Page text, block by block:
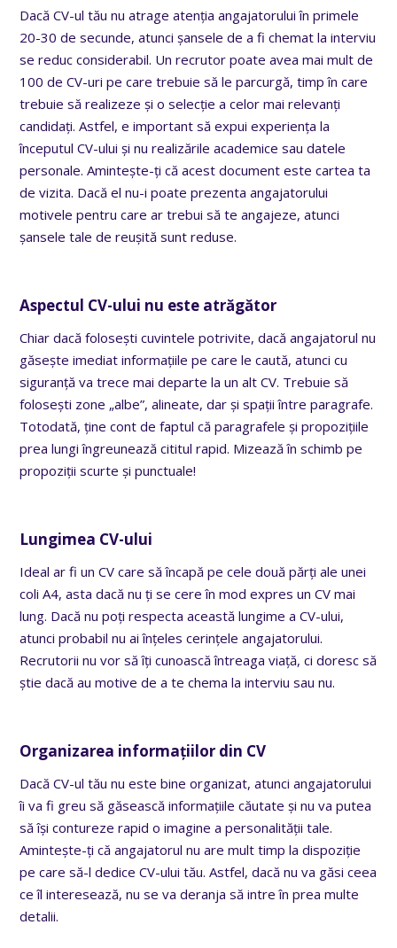
Dacă CV-ul tău nu atrage atenția angajatorului în primele
20-30 de secunde, atunci șansele de a fi chemat la interviu
se reduc considerabil. Un recrutor poate avea mai mult de
100 de CV-uri pe care trebuie să le parcurgă, timp în care
trebuie să realizeze și o selecție a celor mai relevanți
candidați. Astfel, e important să expui experiența la
începutul CV-ului și nu realizările academice sau datele
personale. Amintește-ți că acest document este cartea ta
de vizita. Dacă el nu-i poate prezenta angajatorului
motivele pentru care ar trebui să te angajeze, atunci
șansele tale de reușită sunt reduse.
Aspectul CV-ului nu este atrăgător
Chiar dacă folosești cuvintele potrivite, dacă angajatorul nu
găsește imediat informațiile pe care le caută, atunci cu
siguranță va trece mai departe la un alt CV. Trebuie să
folosești zone „albe”, alineate, dar și spații între paragrafe.
Totodată, ține cont de faptul că paragrafele și propozițiile
prea lungi îngreunează cititul rapid. Mizează în schimb pe
propoziții scurte și punctuale!
Lungimea CV-ului
Ideal ar fi un CV care să încapă pe cele două părți ale unei
coli A4, asta dacă nu ți se cere în mod expres un CV mai
lung. Dacă nu poți respecta această lungime a CV-ului,
atunci probabil nu ai înțeles cerințele angajatorului.
Recrutorii nu vor să îți cunoască întreaga viață, ci doresc să
știe dacă au motive de a te chema la interviu sau nu.
Organizarea informațiilor din CV
Dacă CV-ul tău nu este bine organizat, atunci angajatorului
îi va fi greu să găsească informațiile căutate și nu va putea
să își contureze rapid o imagine a personalității tale.
Amintește-ți că angajatorul nu are mult timp la dispoziție
pe care să-l dedice CV-ului tău. Astfel, dacă nu va găsi ceea
ce îl interesează, nu se va deranja să intre în prea multe
detalii.